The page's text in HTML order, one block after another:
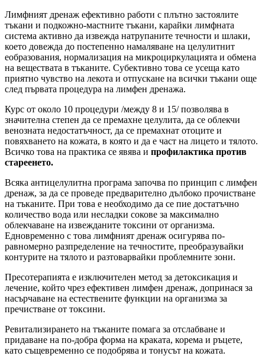
Лимфният дренаж ефективно работи с плътно застоялите
тъкани и подкожно-мастните тъкани, карайки лимфната
система активно да извежда натрупаните течности и шлаки,
което довежда до постепенно намаляване на целулитнит
еобразования, нормализация на микроциркулацията и обмена
на веществата в тъканите. Субективно това се усеща като
приятно чувство на лекота и отпускане на всички тъкани още
след първата процедура на лимфен дренажа.
Курс от около 10 процедури /между 8 и 15/ позволява в
значителна степен да се премахне целулита, да се облекчи
венозната недостатъчност, да се премахнат отоците и
повяхването на кожата, в която и да е част на лицето и тялото.
Всичко това на практика се явява и профилактика против
стареенето.
Всяка антицелулитна програма започва по принцип с лимфен
дренаж, за да се проведе предварително дълбоко прочистване
на тъканите. При това е необходимо да се пие достатъчно
количество вода или несладки сокове за максимално
облекчаване на извежданите токсини от организма.
Едновременно с това лимфният дренаж осигурява по-
равномерно разпределение на течностите, преобразувайки
контурите на тялото и разтоварвайки проблемните зони.
Пресотерапията е изключителен метод за детоксикация и
лечение, който чрез ефективен лимфен дренаж, допринася за
насърчаване на естествените функции на организма за
пречистване от токсини.
Ревитализирането на тъканите помага за отслабване и
придаване на по-добра форма на краката, корема и ръцете,
като същевременно се подобрява и тонусът на кожата.